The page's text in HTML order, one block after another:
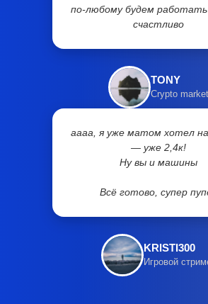
по-любому будем работать
счастливо
TONY
Crypto market
аааа, я уже матом хотел
— уже 2,4к!
Ну вы и машины
Всё готово, супер
KRISTI300
Игровой